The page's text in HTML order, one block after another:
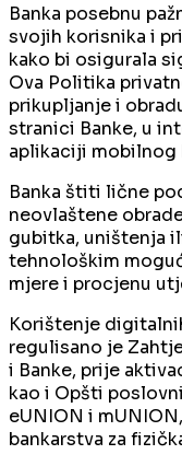
Banka posebnu
svojih korisnika i
kako bi osigurala
Ova Politika
prikupljanje i
stranici Banke, u
aplikaciji mobilnog
Banka štiti lične
neovlaštene
gubitka, uništenja
tehnološkim
mjere i procjenu
Korištenje
regulisano je
i Banke, prije
kao i Opšti
eUNION i
bankarstva za